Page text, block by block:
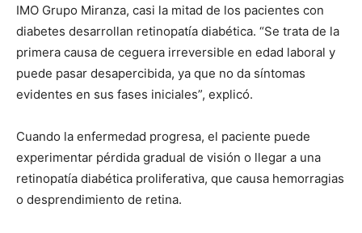
IMO Grupo Miranza, casi la mitad de los pacientes con
diabetes desarrollan retinopatía diabética. “Se trata de la
primera causa de ceguera irreversible en edad laboral y
puede pasar desapercibida, ya que no da síntomas
evidentes en sus fases iniciales”, explicó.
Cuando la enfermedad progresa, el paciente puede
experimentar pérdida gradual de visión o llegar a una
retinopatía diabética proliferativa, que causa hemorragias
o desprendimiento de retina.